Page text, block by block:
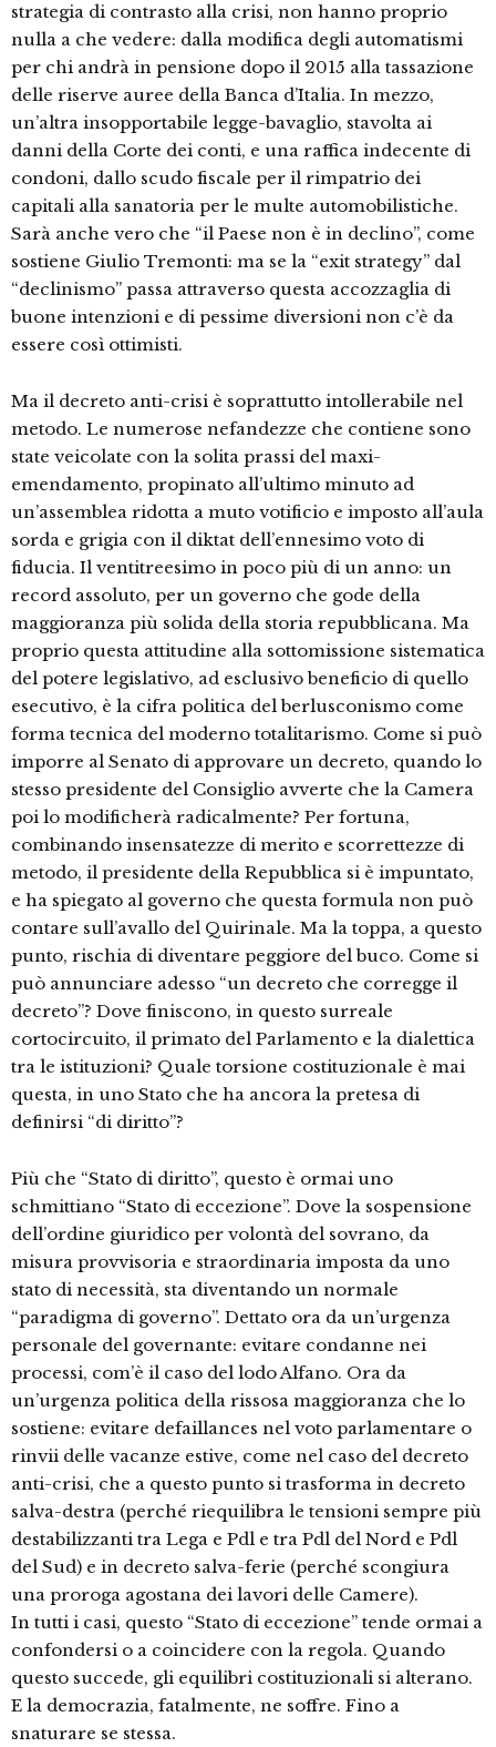
strategia di contrasto alla crisi, non hanno proprio
nulla a che vedere: dalla modifica degli automatismi
per chi andrà in pensione dopo il 2015 alla tassazione
delle riserve auree della Banca d’Italia. In mezzo,
un’altra insopportabile legge-bavaglio, stavolta ai
danni della Corte dei conti, e una raffica indecente di
condoni, dallo scudo fiscale per il rimpatrio dei
capitali alla sanatoria per le multe automobilistiche.
Sarà anche vero che “il Paese non è in declino”, come
sostiene Giulio Tremonti: ma se la “exit strategy” dal
“declinismo” passa attraverso questa accozzaglia di
buone intenzioni e di pessime diversioni non c’è da
essere così ottimisti.
Ma il decreto anti-crisi è soprattutto intollerabile nel
metodo. Le numerose nefandezze che contiene sono
state veicolate con la solita prassi del maxi-
emendamento, propinato all’ultimo minuto ad
un’assemblea ridotta a muto votificio e imposto all’aula
sorda e grigia con il diktat dell’ennesimo voto di
fiducia. Il ventitreesimo in poco più di un anno: un
record assoluto, per un governo che gode della
maggioranza più solida della storia repubblicana. Ma
proprio questa attitudine alla sottomissione sistematica
del potere legislativo, ad esclusivo beneficio di quello
esecutivo, è la cifra politica del berlusconismo come
forma tecnica del moderno totalitarismo. Come si può
imporre al Senato di approvare un decreto, quando lo
stesso presidente del Consiglio avverte che la Camera
poi lo modificherà radicalmente? Per fortuna,
combinando insensatezze di merito e scorrettezze di
metodo, il presidente della Repubblica si è impuntato,
e ha spiegato al governo che questa formula non può
contare sull’avallo del Quirinale. Ma la toppa, a questo
punto, rischia di diventare peggiore del buco. Come si
può annunciare adesso “un decreto che corregge il
decreto”? Dove finiscono, in questo surreale
cortocircuito, il primato del Parlamento e la dialettica
tra le istituzioni? Quale torsione costituzionale è mai
questa, in uno Stato che ha ancora la pretesa di
definirsi “di diritto”?
Più che “Stato di diritto”, questo è ormai uno
schmittiano “Stato di eccezione”. Dove la sospensione
dell’ordine giuridico per volontà del sovrano, da
misura provvisoria e straordinaria imposta da uno
stato di necessità, sta diventando un normale
“paradigma di governo”. Dettato ora da un’urgenza
personale del governante: evitare condanne nei
processi, com’è il caso del lodo Alfano. Ora da
un’urgenza politica della rissosa maggioranza che lo
sostiene: evitare defaillances nel voto parlamentare o
rinvii delle vacanze estive, come nel caso del decreto
anti-crisi, che a questo punto si trasforma in decreto
salva-destra (perché riequilibra le tensioni sempre più
destabilizzanti tra Lega e Pdl e tra Pdl del Nord e Pdl
del Sud) e in decreto salva-ferie (perché scongiura
una proroga agostana dei lavori delle Camere).
In tutti i casi, questo “Stato di eccezione” tende ormai a
confondersi o a coincidere con la regola. Quando
questo succede, gli equilibri costituzionali si alterano.
E la democrazia, fatalmente, ne soffre. Fino a
snaturare se stessa.